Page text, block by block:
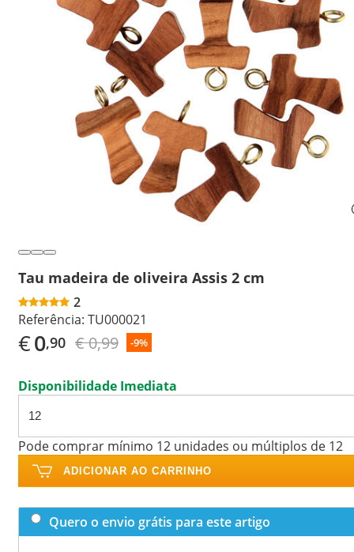
Tau madeira de oliveira Assis 2 cm
2
Referência: TU000021
€0,90 € 0,99 -9%
Disponibilidade Imediata
Pode comprar mínimo 12 unidades ou múltiplos de 12
ADICIONAR AO CARRINHO
Quero o envio grátis para este artigo